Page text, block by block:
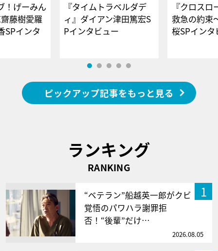
！げーみん
藤樹愛羅
SPインタ
『タイムトラベルダデ
ィ』ダイアン津田篤宏S
Pインタビュー
『クロス
救急の約束
桜SPイ
ピックアップ記事をもっと見る
ランキング
RANKING
1
“ベテラン”船越英一郎がクビ
覚悟のパワハラ謝罪拒
否！“後輩”だけ…
2026.08.05